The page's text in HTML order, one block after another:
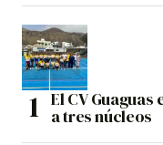
El CV
a tres núcleos